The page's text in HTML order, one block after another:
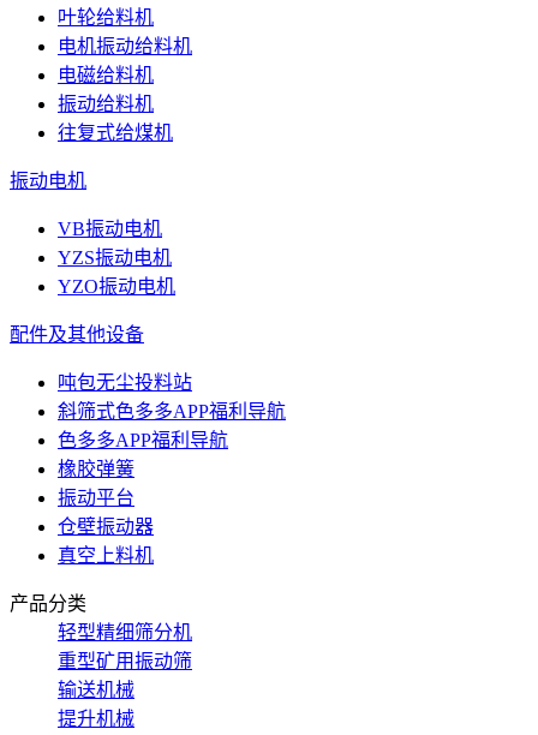
叶轮给料机
电机振动给料机
电磁给料机
振动给料机
往复式给煤机
振动电机
VB振动电机
YZS振动电机
YZO振动电机
配件及其他设备
吨包无尘投料站
斜筛式色多多APP福利导航
色多多APP福利导航
橡胶弹簧
振动平台
仓壁振动器
真空上料机
产品分类
轻型精细筛分机
重型矿用振动筛
输送机械
提升机械